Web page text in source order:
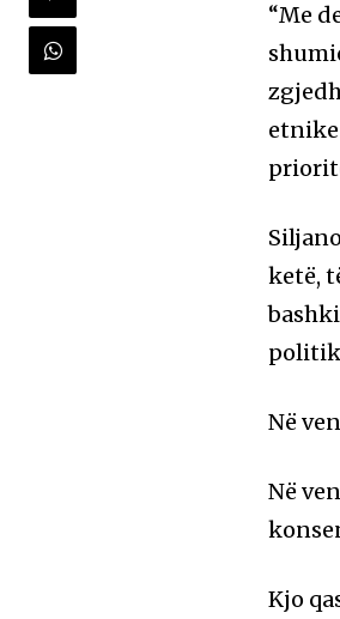
“Me
ketë,
Në
Në
Kjo